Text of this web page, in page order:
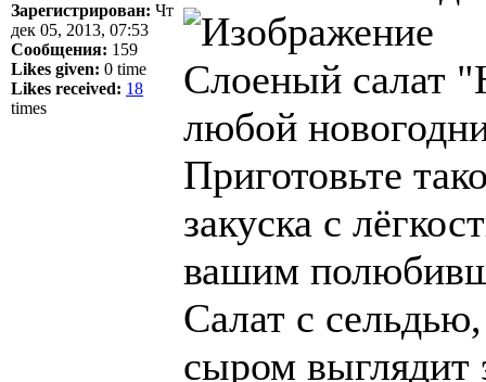
Зарегистрирован: Чт
дек 05, 2013, 07:53
Сообщения: 159
Likes given: 0 time
Likes received: 18
times
Слоеный салат
любой
Приготовьте
закуска с
вашим
Салат с
сыром выглядит